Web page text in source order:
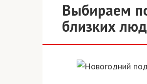
Выбираем
близких